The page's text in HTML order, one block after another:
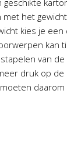
het
kies je een
kan
van
druk op
daarom